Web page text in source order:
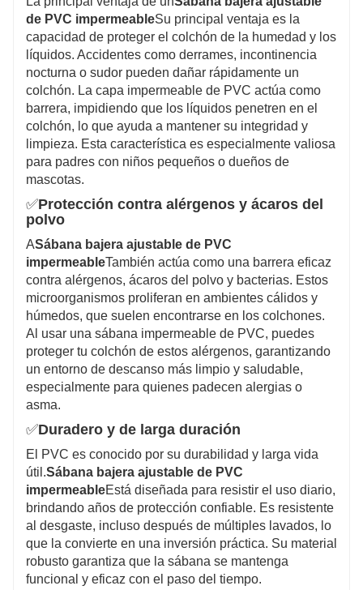
de PVC impermeableSu principal ventaja es la
capacidad de proteger el colchón de la humedad y los
líquidos. Accidentes como derrames, incontinencia
nocturna o sudor pueden dañar rápidamente un
colchón. La capa impermeable de PVC actúa como
barrera, impidiendo que los líquidos penetren en el
colchón, lo que ayuda a mantener su integridad y
limpieza. Esta característica es especialmente valiosa
para padres con niños pequeños o dueños de
mascotas.
✅Protección contra alérgenos y ácaros del
polvo
ASábana bajera ajustable de PVC
impermeableTambién actúa como una barrera eficaz
contra alérgenos, ácaros del polvo y bacterias. Estos
microorganismos proliferan en ambientes cálidos y
húmedos, que suelen encontrarse en los colchones.
Al usar una sábana impermeable de PVC, puedes
proteger tu colchón de estos alérgenos, garantizando
un entorno de descanso más limpio y saludable,
especialmente para quienes padecen alergias o
asma.
✅Duradero y de larga duración
El PVC es conocido por su durabilidad y larga vida
útil.Sábana bajera ajustable de PVC
impermeableEstá diseñada para resistir el uso diario,
brindando años de protección confiable. Es resistente
al desgaste, incluso después de múltiples lavados, lo
que la convierte en una inversión práctica. Su material
robusto garantiza que la sábana se mantenga
funcional y eficaz con el paso del tiempo.